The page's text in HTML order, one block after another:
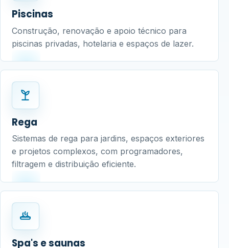
Piscinas
Construção, renovação e apoio técnico para
piscinas privadas, hotelaria e espaços de lazer.
Rega
Sistemas de rega para jardins, espaços exteriores
e projetos complexos, com programadores,
filtragem e distribuição eficiente.
Spa's e saunas